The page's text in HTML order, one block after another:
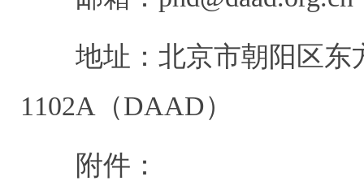
地址：北京市朝阳区东
1102A（DAAD）
附件：